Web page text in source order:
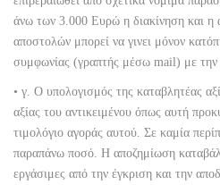
άνω των 3.000 Ευρώ η διακίνηση και η
αποστολών μπορεί να γινει μόνον
συμφωνίας (γραπτής μέσω mail) με την
• γ. Ο υπολογισμός της καταβλητέας
αξίας του αντικειμένου όπως αυτή
τιμολόγιο αγοράς αυτού. Σε καμία
παραπάνω ποσό. Η αποζημίωση
εργάσιμες από την έγκριση και την